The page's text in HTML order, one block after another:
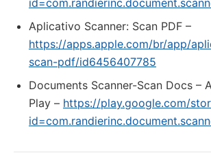
‎Aplicativo Scanner: Scan PDF –
https://apps.apple.com/br/app/
scan-pdf/id6456407785
Documents Scanner-Scan Docs –
Play – https://play.google.com/